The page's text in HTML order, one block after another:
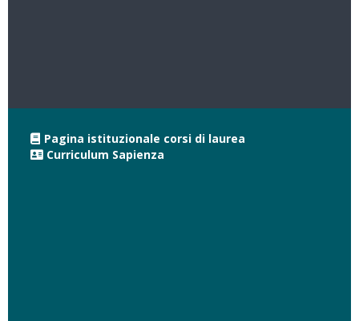
Pagina istituzionale corsi di laurea
Curriculum Sapienza